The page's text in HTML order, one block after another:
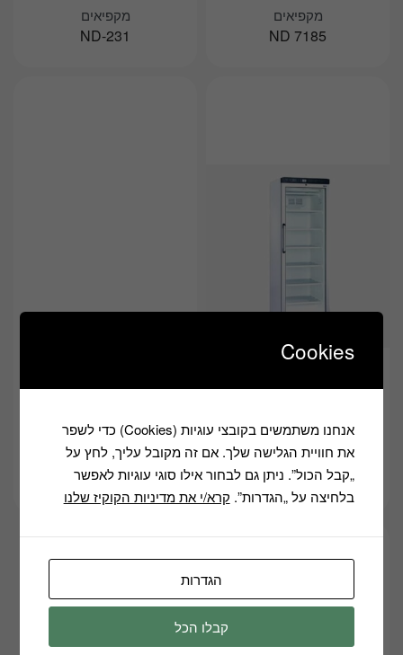
מקפיאים
ND 7185
מקפיאים
ND-231
מקפיאים
ND-370
מקפיאים
ND-290
Cookies
אנחנו משתמשים בקובצי עוגיות (Cookies) כדי לשפר
את חוויית הגלישה שלך. אם זה מקובל עליך, לחץ על
„קבל הכול”. ניתן גם לבחור אילו סוגי עוגיות לאפשר
בלחיצה על „הגדרות”. קרא/י את מדיניות הקוקיז שלנו
הגדרות
קבלו הכל